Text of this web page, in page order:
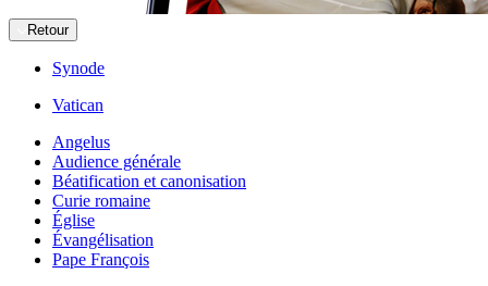
Retour
Synode
Vatican
Angelus
Audience générale
Béatification et canonisation
Curie romaine
Église
Évangélisation
Pape François